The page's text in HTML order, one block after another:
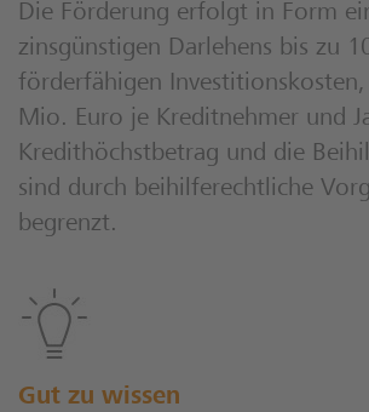
Die Förderung erfolgt in Form
zinsgünstigen Darlehens bis zu
förderfähigen
Mio. Euro je Kreditnehmer und
Kredithöchstbetrag und die
sind durch beihilferechtliche
begrenzt.
Gut zu wissen